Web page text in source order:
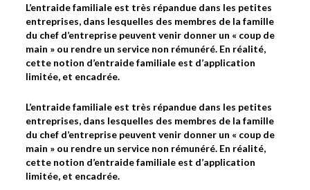
L’entraide familiale est très répandue dans les petites
entreprises, dans lesquelles des membres de la famille
du chef d’entreprise peuvent venir donner un « coup de
main » ou rendre un service non rémunéré. En réalité,
cette notion d’entraide familiale est d’application
limitée, et encadrée.
L’entraide familiale est très répandue dans les petites
entreprises, dans lesquelles des membres de la famille
du chef d’entreprise peuvent venir donner un « coup de
main » ou rendre un service non rémunéré. En réalité,
cette notion d’entraide familiale est d’application
limitée, et encadrée.